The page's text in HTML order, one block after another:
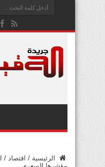
الرئيسية / اقتصاد /